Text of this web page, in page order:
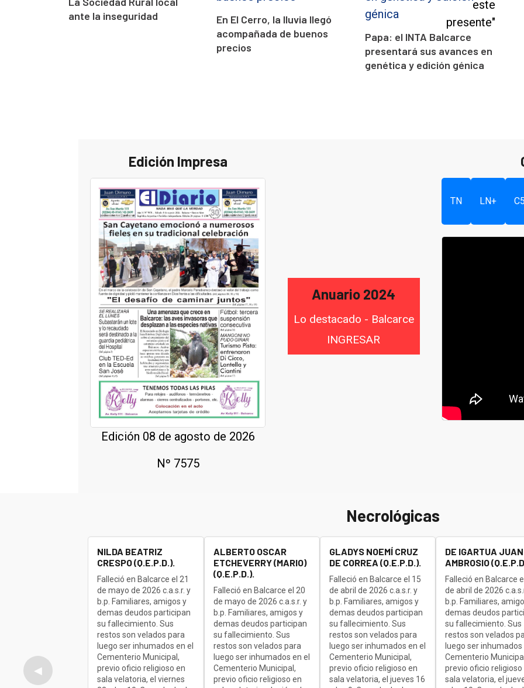
ante la inseguridad
En El Cerro, la lluvia llegó
acompañada de buenos
precios
Papa: el INTA Balcarce
presentará sus avances en
genética y edición génica
Edición Impresa
Edición 08 de agosto de 2026
Nº 7575
Anuario 2024
Lo destacado - Balcarce
INGRESAR
TN LN+
Necrológicas
◀
NILDA BEATRIZ
CRESPO (Q.E.P.D.).
Falleció en Balcarce el 21
de mayo de 2026 c.a.s.r. y
b.p. Familiares, amigos y
demas deudos participan
su fallecimiento. Sus
restos son velados para
luego ser inhumados en el
Cementerio Municipal,
previo oficio religioso en
sala velatoria, el viernes
ALBERTO OSCAR
ETCHEVERRY (MARIO)
(Q.E.P.D.).
Falleció en Balcarce el 20
de mayo de 2026 c.a.s.r. y
b.p. Familiares, amigos y
demas deudos participan
su fallecimiento. Sus
restos son velados para
luego ser inhumados en el
Cementerio Municipal,
previo oficio religioso en
GLADYS NOEMÍ CRUZ
DE CORREA (Q.E.P.D.).
Falleció en Balcarce el 15
de abril de 2026 c.a.s.r. y
b.p. Familiares, amigos y
demas deudos participan
su fallecimiento. Sus
restos son velados para
luego ser inhumados en el
Cementerio Municipal,
previo oficio religioso en
sala velatoria, el jueves 16
DE IGARTUA JUAN
AMBROSIO
Falleció en Balcarce
de abril de 2026
b.p. Familiares,
demas deudos
su fallecimiento. Sus
restos son velados
luego ser inhumados
Cementerio
previo oficio religioso
sala velatoria, el